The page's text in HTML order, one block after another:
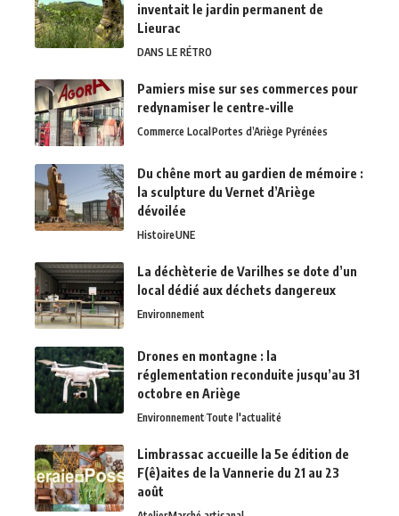
inventait le jardin permanent de
Lieurac
DANS LE RÉTRO
Pamiers mise sur ses commerces pour
redynamiser le centre-ville
Commerce LocalPortes d’Ariège Pyrénées
Du chêne mort au gardien de mémoire :
la sculpture du Vernet d’Ariège
dévoilée
HistoireUNE
La déchèterie de Varilhes se dote d’un
local dédié aux déchets dangereux
Environnement
Drones en montagne : la
réglementation reconduite jusqu’au 31
octobre en Ariège
EnvironnementToute l'actualité
Limbrassac accueille la 5e édition de
F(ê)aites de la Vannerie du 21 au 23
août